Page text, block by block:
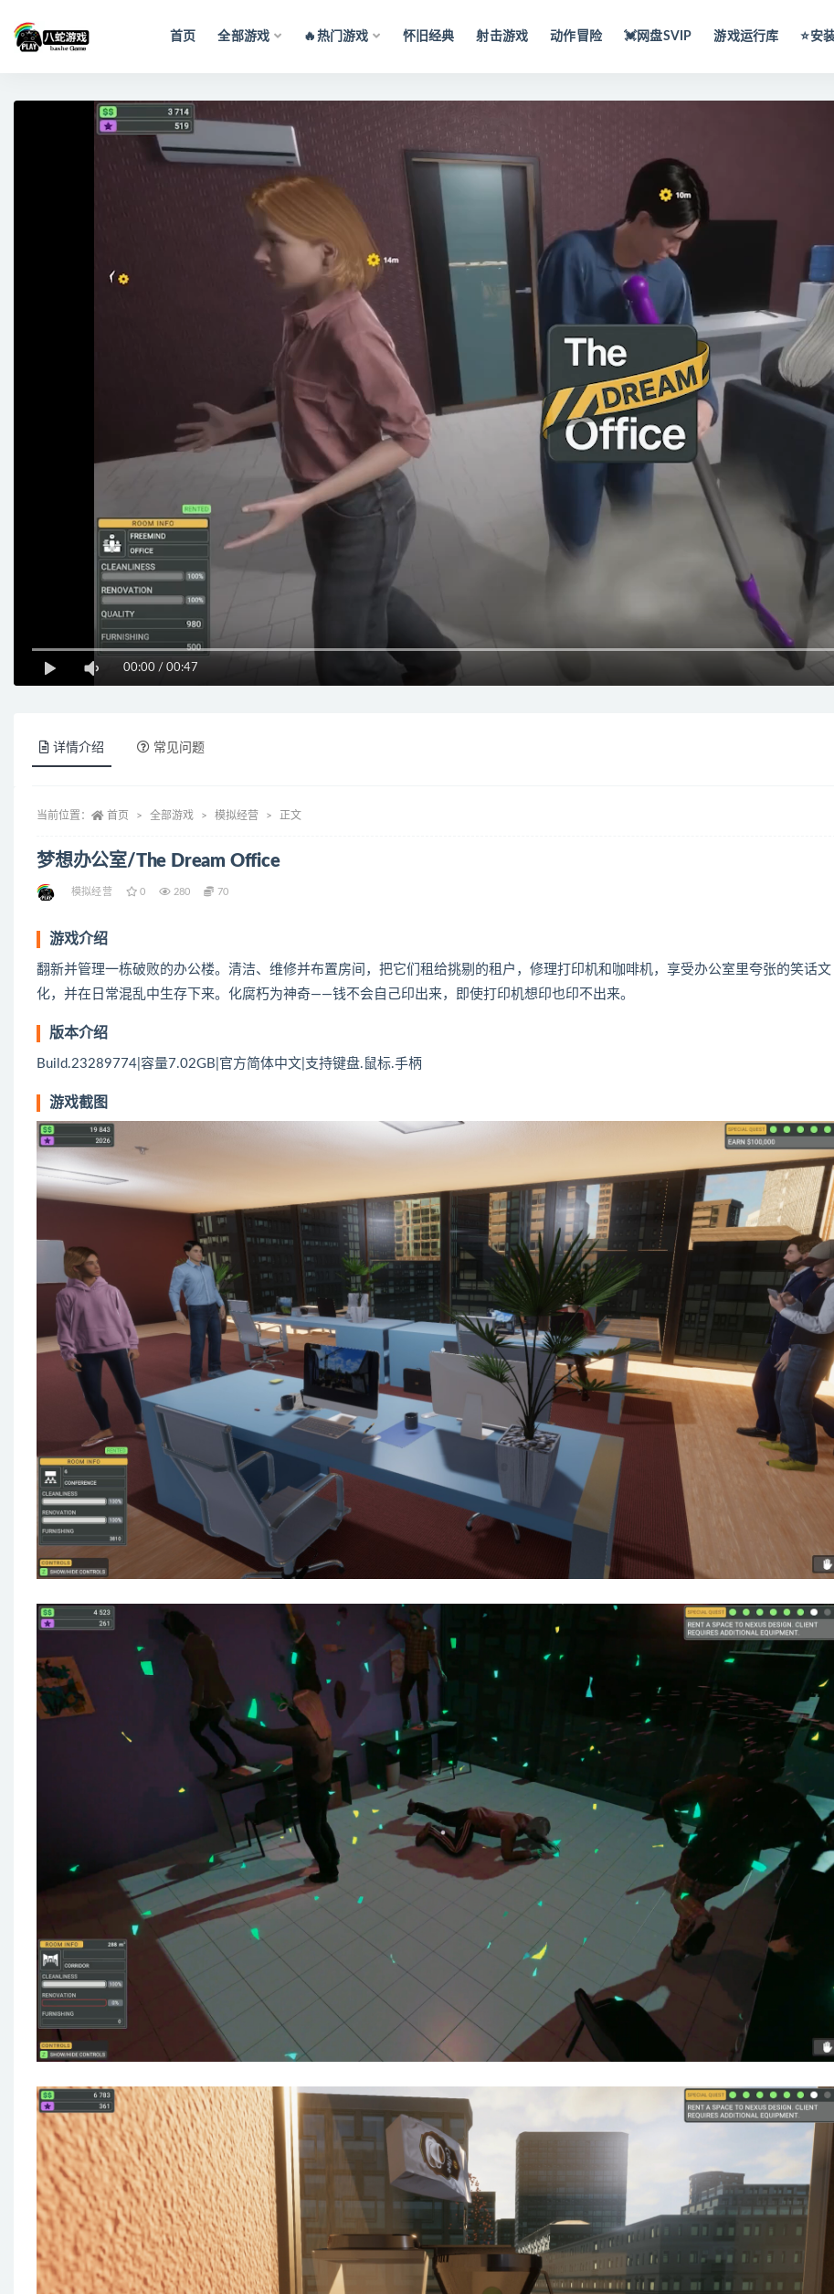
首页 全部游戏 🔥热门游戏 怀旧经典 射击游戏 动作冒险 💓网盘SVIP 游戏运行库 ⭐️安
00:00 / 00:47
详情介绍 常见问题
当前位置： 首页 全部游戏 模拟经营 正文
梦想办公室/The Dream Office
模拟经营 0 280 70
游戏介绍
翻新并管理一栋破败的办公楼。清洁、维修并布置房间，把它们租给挑剔的租户，修理打印机和咖啡机，享受办公室里夸张的笑话文
化，并在日常混乱中生存下来。化腐朽为神奇——钱不会自己印出来，即使打印机想印也印不出来。
版本介绍
Build.23289774|容量7.02GB|官方简体中文|支持键盘.鼠标.手柄
游戏截图